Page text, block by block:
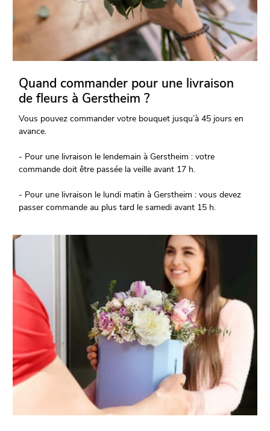
Quand commander pour une livraison
de fleurs à Gerstheim ?
Vous pouvez commander votre bouquet jusqu’à 45 jours en
avance.
- Pour une livraison le lendemain à Gerstheim : votre
commande doit être passée la veille avant 17 h.
- Pour une livraison le lundi matin à Gerstheim : vous devez
passer commande au plus tard le samedi avant 15 h.